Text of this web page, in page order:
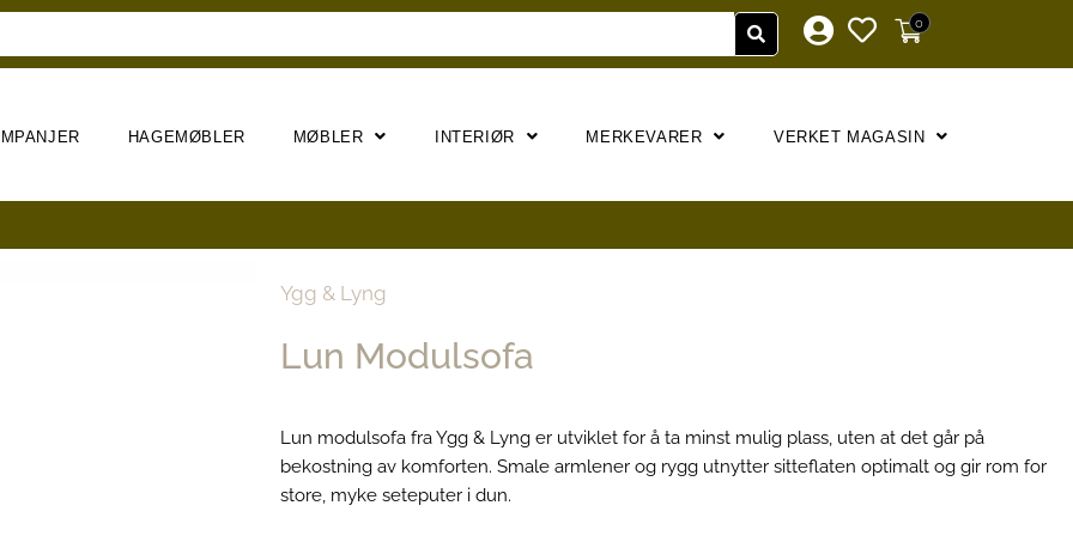
0
HAGEMØBLER MØBLER INTERIØR MERKEVARER VERKET MAGASIN
Ygg & Lyng
Lun Modulsofa
Lun modulsofa fra Ygg & Lyng er utviklet for å ta minst mulig plass, uten at det går på
bekostning av komforten. Smale armlener og rygg utnytter sitteflaten optimalt og gir rom for
store, myke seteputer i dun.